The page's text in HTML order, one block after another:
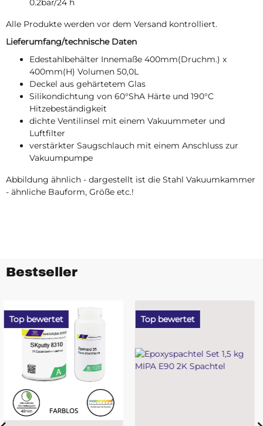
0.2bar/24 h
Alle Produkte werden vor dem Versand kontrolliert.
Lieferumfang/technische Daten
Edestahlbehälter Innemaße 400mm(Druchm.) x
400mm(H) Volumen 50,0L
Deckel aus gehärtetem Glas
Silikondichtung von 60°ShA Härte und 190°C
Hitzebeständigkeit
dichte Ventilinsel mit einem Vakuummeter und
Luftfilter
verstärkter Saugschlauch mit einem Anschluss zur
Vakuumpumpe
Abbildung ähnlich - dargestellt ist die Stahl Vakuumkammer
- ähnliche Bauform, Größe etc.!
Bestseller
Top bewertet Top bewertet